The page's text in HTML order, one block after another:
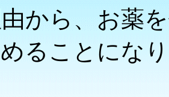
から、お薬
ることにな